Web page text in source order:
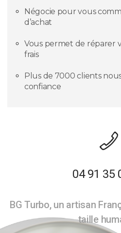
Négocie pour vous
d’achat
Vous permet de réparer
frais
Plus de 7000 clients
confiance
04 91 35
BG Turbo, un artisan
taille